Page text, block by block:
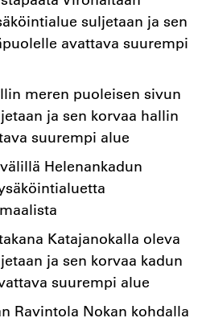
suljetaan ja sen
avattava suurempi
meren puoleisen sivun
ja sen korvaa hallin
suurempi alue
Helenankadun
Katajanokalla oleva
ja sen korvaa kadun
suurempi alue
Ravintola Nokan kohdalla